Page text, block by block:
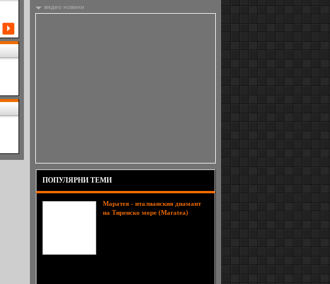
видео новини
ПОПУЛЯРНИ ТЕМИ
Маратея - италианския диамант
на Тиренско море (Maratea)Далеч